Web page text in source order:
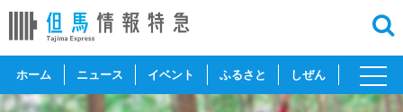
ホーム ニュース イベント ふるさと しぜん
toggle